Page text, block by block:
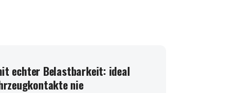
echter Belastbarkeit: ideal
nie